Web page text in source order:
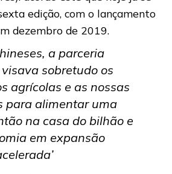
edição, com o lançamento
dezembro de 2019.
a parceria
sobretudo os
agrícolas e as nossas
para alimentar uma
na casa do bilhão e
em expansão